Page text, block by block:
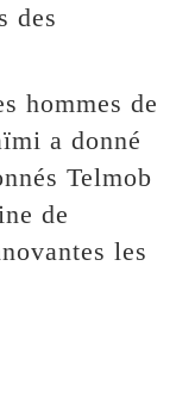
des
hommes de
a donné
Telmob
de
les